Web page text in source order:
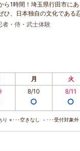
ら1時間！埼玉県行田市に
ひ、日本独自の文化である
者・侍・武士体験
月 火
8/10
○
8/11
○
り ×･･･空きなし －･･･受付対象外